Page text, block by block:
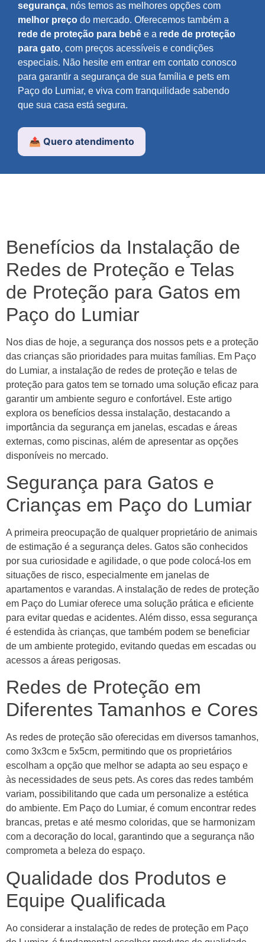
segurança, nós temos as melhores opções com
melhor preço do mercado. Oferecemos também a
rede de proteção para bebê e a rede de proteção
para gato, com preços acessíveis e condições
especiais. Não hesite em entrar em contato conosco
para garantir a segurança de sua família e pets em
Paço do Lumiar, e viva com tranquilidade sabendo
que sua casa está segura.
📤 Quero atendimento
Benefícios da Instalação de
Redes de Proteção e Telas
de Proteção para Gatos em
Paço do Lumiar
Nos dias de hoje, a segurança dos nossos pets e a proteção
das crianças são prioridades para muitas famílias. Em Paço
do Lumiar, a instalação de redes de proteção e telas de
proteção para gatos tem se tornado uma solução eficaz para
garantir um ambiente seguro e confortável. Este artigo
explora os benefícios dessa instalação, destacando a
importância da segurança em janelas, escadas e áreas
externas, como piscinas, além de apresentar as opções
disponíveis no mercado.
Segurança para Gatos e
Crianças em Paço do Lumiar
A primeira preocupação de qualquer proprietário de animais
de estimação é a segurança deles. Gatos são conhecidos
por sua curiosidade e agilidade, o que pode colocá-los em
situações de risco, especialmente em janelas de
apartamentos e varandas. A instalação de redes de proteção
em Paço do Lumiar oferece uma solução prática e eficiente
para evitar quedas e acidentes. Além disso, essa segurança
é estendida às crianças, que também podem se beneficiar
de um ambiente protegido, evitando quedas em escadas ou
acessos a áreas perigosas.
Redes de Proteção em
Diferentes Tamanhos e Cores
As redes de proteção são oferecidas em diversos tamanhos,
como 3x3cm e 5x5cm, permitindo que os proprietários
escolham a opção que melhor se adapta ao seu espaço e
às necessidades de seus pets. As cores das redes também
variam, possibilitando que cada um personalize a estética
do ambiente. Em Paço do Lumiar, é comum encontrar redes
brancas, pretas e até mesmo coloridas, que se harmonizam
com a decoração do local, garantindo que a segurança não
comprometa a beleza do espaço.
Qualidade dos Produtos e
Equipe Qualificada
Ao considerar a instalação de redes de proteção em Paço